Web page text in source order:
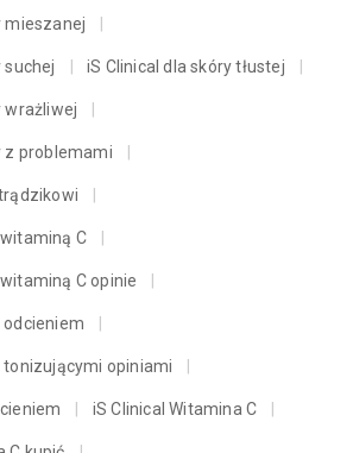
mieszanej
suchej iS Clinical dla skóry tłustej
wrażliwej
z problemami
C
C opinie
odcieniem
tonizującymi opiniami
iS Clinical Witamina C